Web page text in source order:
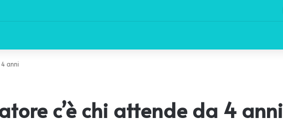
anni
c’è chi attende da 4 anni